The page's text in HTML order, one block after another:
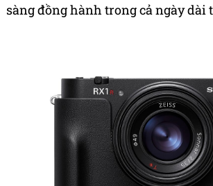
sàng đồng hành trong cả ngày dài